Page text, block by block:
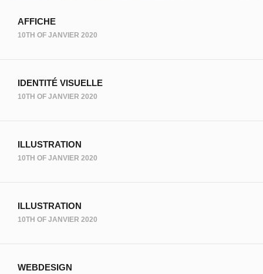
AFFICHE
10TH OF JANVIER 2020
IDENTITÉ VISUELLE
10TH OF JANVIER 2020
ILLUSTRATION
10TH OF JANVIER 2020
ILLUSTRATION
10TH OF JANVIER 2020
WEBDESIGN